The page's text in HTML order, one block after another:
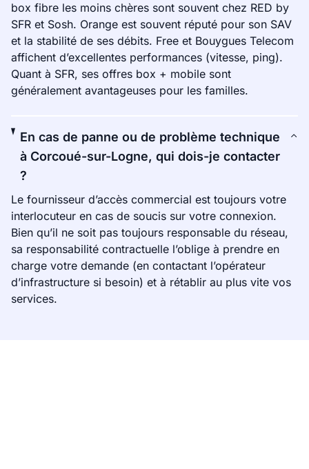
box fibre les moins chères sont souvent chez RED by
SFR et Sosh. Orange est souvent réputé pour son SAV
et la stabilité de ses débits. Free et Bouygues Telecom
affichent d’excellentes performances (vitesse, ping).
Quant à SFR, ses offres box + mobile sont
généralement avantageuses pour les familles.
En cas de panne ou de problème technique
à Corcoué-sur-Logne, qui dois-je contacter
?
Le fournisseur d’accès commercial est toujours votre
interlocuteur en cas de soucis sur votre connexion.
Bien qu’il ne soit pas toujours responsable du réseau,
sa responsabilité contractuelle l’oblige à prendre en
charge votre demande (en contactant l’opérateur
d’infrastructure si besoin) et à rétablir au plus vite vos
services.